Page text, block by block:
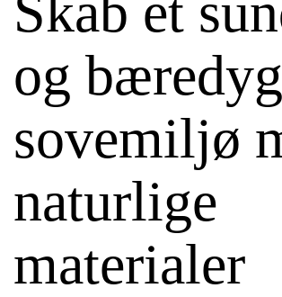
og
sovemiljø
naturlige
materialer